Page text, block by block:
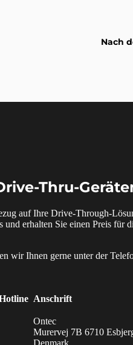
Nach
Thru-
auf Ihre Drive-Through-
und erhalten Sie einen Preis für
wir Ihnen gerne unter der
Anschrift
Ontec
Murervej 7B 6710
Denmark